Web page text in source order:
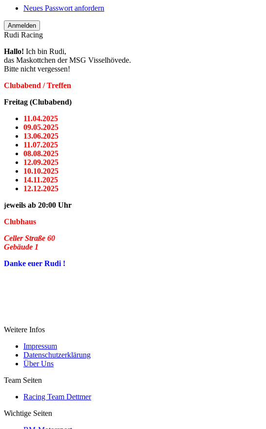
Neues Passwort anfordern
Rudi Racing
Hallo! Ich bin Rudi,
das Maskottchen der MSG Visselhövede.
Bitte nicht vergessen!
Clubabend / Treffen
Freitag (Clubabend)
11.04.2025
09.05.2025
13.06.2025
11.07.2025
08.08.2025
12.09.2025
10.10.2025
14.11.2025
12.12.2025
jeweils ab 20:00 Uhr
Clubhaus
Celler Straße 60
Gebäude 1
Danke euer Rudi !
Weitere Infos
Impressum
Datenschutzerklärung
Über Uns
Team Seiten
Racing Team Dettmer
Wichtige Seiten